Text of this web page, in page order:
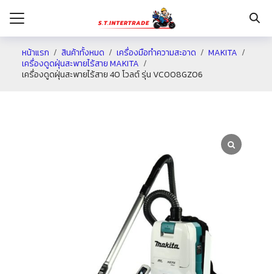
หน้าแรก สินค้าทั้งหมด เครื่องมือทำความสะอาด
MAKITA
เครื่องดูดฝุ่นสะพายไร้สาย MAKITA
เครื่องดูดฝุ่นสะพายไร้สาย 40 โวลต์ รุ่น VC008GZ06